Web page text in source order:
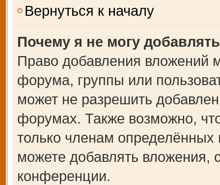
Вернуться к началу
Почему я не могу
Право добавления вложений
форума, группы или
может не разрешить
форумах. Также возможно,
только членам
можете добавлять вложения,
конференции.